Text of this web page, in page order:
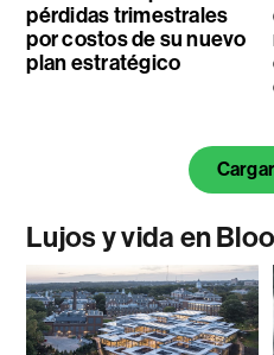
pérdidas trimestrales
por costos de su nuevo
plan estratégico
Lujos y vida en